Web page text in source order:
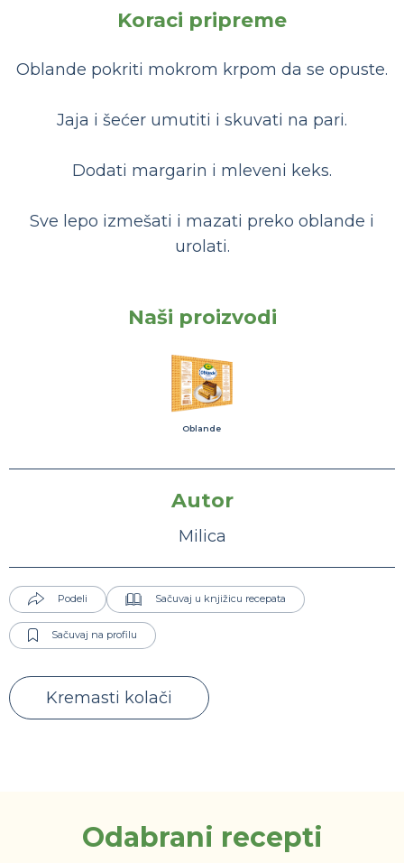
Koraci pripreme
Oblande pokriti mokrom krpom da se opuste.
Jaja i šećer umutiti i skuvati na pari.
Dodati margarin i mleveni keks.
Sve lepo izmešati i mazati preko oblande i
urolati.
Naši proizvodi
Oblande
Autor
Milica
Podeli Sačuvaj u knjižicu recepata
Sačuvaj na profilu
Kremasti kolači
Odabrani recepti